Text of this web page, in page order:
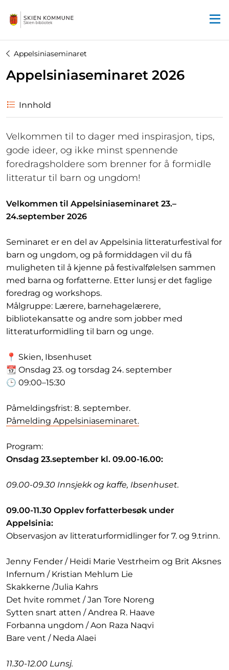
Appelsiniaseminaret
Appelsiniaseminaret 2026
Innhold
Velkommen til to dager med inspirasjon, tips,
gode ideer, og ikke minst spennende
foredragsholdere som brenner for å formidle
litteratur til barn og ungdom!
Velkommen til Appelsiniaseminaret 23.–
24.september 2026
Seminaret er en del av Appelsinia litteraturfestival for
barn og ungdom, og på formiddagen vil du få
muligheten til å kjenne på festivalfølelsen sammen
med barna og forfatterne. Etter lunsj er det faglige
foredrag og workshops.
Målgruppe: Lærere, barnehagelærere,
bibliotekansatte og andre som jobber med
litteraturformidling til barn og unge.
📍 Skien, Ibsenhuset
📆 Onsdag 23. og torsdag 24. september
🕒 09:00–15:30
Påmeldingsfrist: 8. september.
Påmelding Appelsiniaseminaret.
Program:
Onsdag 23.september kl. 09.00-16.00:
09.00-09.30 Innsjekk og kaffe, Ibsenhuset.
09.00-11.30 Opplev forfatterbesøk under
Appelsinia:
Observasjon av litteraturformidlinger for 7. og 9.trinn.
Jenny Fender / Heidi Marie Vestrheim og Brit Aksnes
Infernum / Kristian Mehlum Lie
Skakkerne /Julia Kahrs
Det hvite rommet / Jan Tore Noreng
Sytten snart atten / Andrea R. Haave
Forbanna ungdom / Aon Raza Naqvi
Bare vent / Neda Alaei
11.30-12.00 Lunsj.